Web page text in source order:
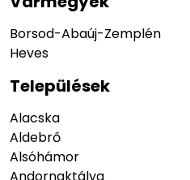
Borsod-Abaúj-Zemplén
Heves
Települések
Alacska
Aldebrő
Alsóhámor